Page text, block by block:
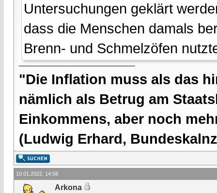
Untersuchungen geklärt
dass die Menschen damals
Brenn- und Schmelzöfen
"Die Inflation muss als das
nämlich als Betrug am
Einkommens, aber noch
(Ludwig Erhard,
10.01.2022, 14:58
Arkona